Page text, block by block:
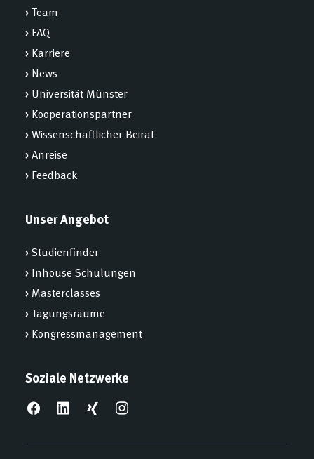
› Team
› FAQ
› Karriere
› News
› Universität Münster
› Kooperationspartner
›Wissenschaftlicher Beirat
›Anreise
› Feedback
Unser Angebot
›Studienfinder
› Inhouse Schulungen
› Masterclasses
› Tagungsräume
› Kongressmanagement
Soziale Netzwerke